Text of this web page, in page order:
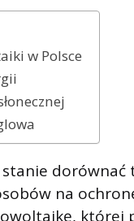
w Polsce
dorównać
na
której